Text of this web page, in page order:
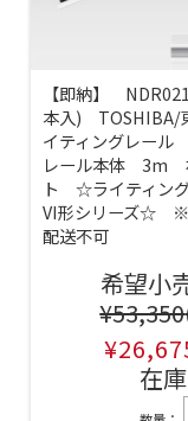
【即納】
本入) TOSHIBA/
イティングレー
レール本体 3m
ト ☆ライティン
VI形シリーズ☆ ※
配送不可
希望小
¥53,350
在